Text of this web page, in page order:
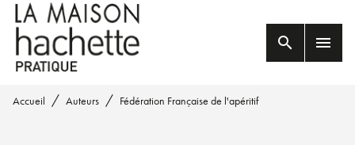
MENU RECHERCHE
PIED DE PAGE
search menu
Accueil / Auteurs / Fédération Française de l'apéritif